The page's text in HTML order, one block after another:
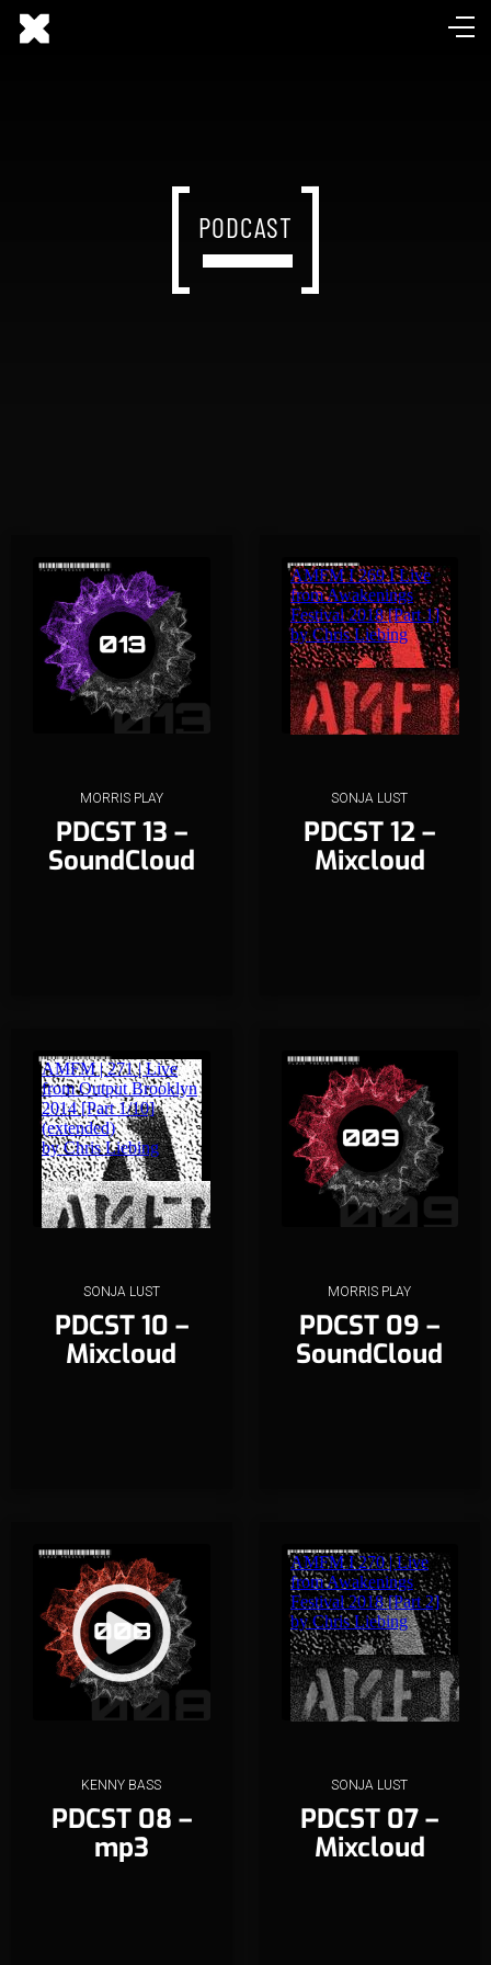
PODCAST
MORRIS PLAY
PDCST 13 –
SoundCloud
SONJA LUST
PDCST 12 –
Mixcloud
SONJA LUST
PDCST 10 –
Mixcloud
MORRIS PLAY
PDCST 09 –
SoundCloud
KENNY BASS
PDCST 08 –
mp3
SONJA LUST
PDCST 07 –
Mixcloud